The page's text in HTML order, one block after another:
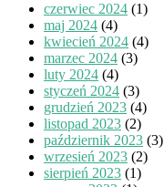
czerwiec 2024 (1)
maj 2024 (4)
kwiecień 2024 (4)
marzec 2024 (3)
luty 2024 (4)
styczeń 2024 (3)
grudzień 2023 (4)
listopad 2023 (2)
październik 2023 (3)
wrzesień 2023 (2)
sierpień 2023 (1)